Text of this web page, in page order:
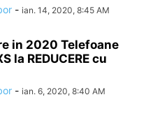
- ian. 14, 2020, 8:45 AM
in 2020 Telefoane
la REDUCERE cu
- ian. 6, 2020, 8:40 AM